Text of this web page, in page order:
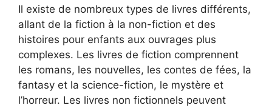
Il existe de nombreux types de livres différents,
allant de la fiction à la non-fiction et des
histoires pour enfants aux ouvrages plus
complexes. Les livres de fiction comprennent
les romans, les nouvelles, les contes de fées, la
fantasy et la science-fiction, le mystère et
l’horreur. Les livres non fictionnels peuvent